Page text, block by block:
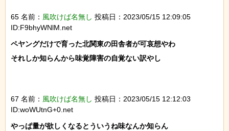
65 名前： 風吹けば名無し 投稿日：2023/05/15 12:09:05
ID:F9bhyWNlM.net
ペヤングだけで育った北関東の田舎者が可哀想やわ
それしか知らんから味覚障害の自覚ない訳やし
67 名前： 風吹けば名無し 投稿日：2023/05/15 12:12:03
ID:woWUtnG+0.net
やっぱ量が欲しくなるとういうね味なんか知らん